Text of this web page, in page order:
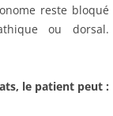
reste bloqué
ou dorsal.
le patient peut :